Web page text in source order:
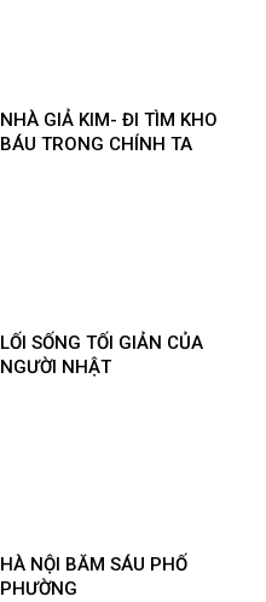
NHÀ GIẢ KIM- ĐI TÌM KHO
BÁU TRONG CHÍNH TA
LỐI SỐNG TỐI GIẢN CỦA
NGƯỜI NHẬT
HÀ NỘI BĂM SÁU PHỐ
PHƯỜNG